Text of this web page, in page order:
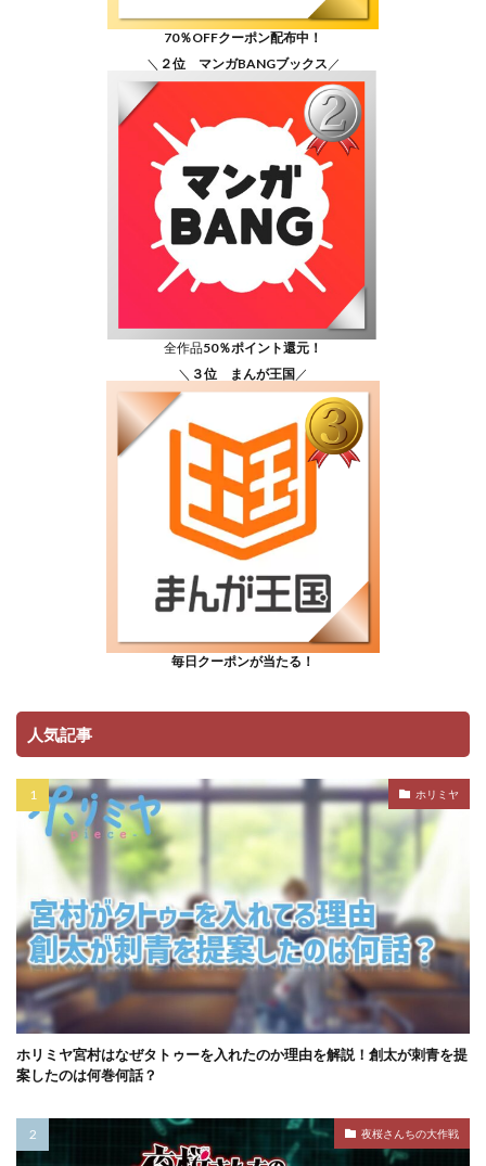
70％OFFクーポン配布中！
＼ ２位 マンガBANGブックス ／
全作品50％ポイント還元！
＼ ３位 まんが王国 ／
毎日クーポンが当たる！
人気記事
ホリミヤ
ホリミヤ宮村はなぜタトゥーを入れたのか理由を解説！創太が刺青を提
案したのは何巻何話？
夜桜さんちの大作戦